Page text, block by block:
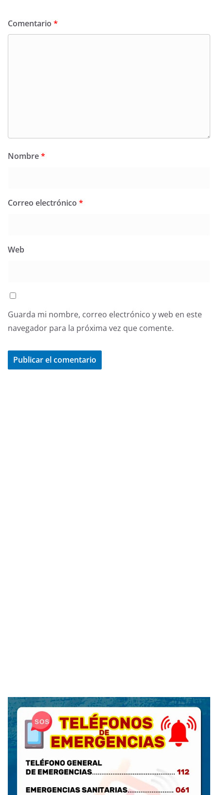
Comentario *
Nombre*
Correo electrónico *
Web
Guarda mi nombre, correo electrónico y web en este
navegador para la próxima vez que comente.